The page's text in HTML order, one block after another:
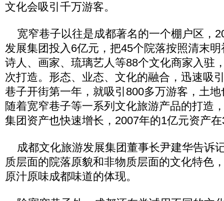
文化会吸引千万游客。
宽窄巷子以往是成都著名的一个棚户区，
发展集团投入6亿元，把45个院落按照清末
诗人、画家、琉璃艺人等88个文化商家入驻
次打造。形态、业态、文化的融合，迅速吸
巷子开街第一年，就吸引800多万游客，土
随着宽窄巷子等一系列文化旅游产品的打造
集团资产也快速增长，2007年的1亿元资产
成都文化旅游发展集团董事长尹建华告诉
质层面的院落原貌和非物质层面的文化特色
原汁原味成都味道的体现。